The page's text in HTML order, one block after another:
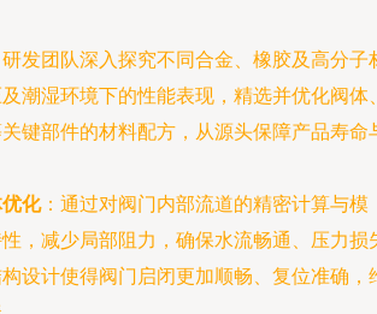
研发团队深入探究不同合金、橡胶及高分子
潮湿环境下的性能表现，精选并优化阀体
键部件的材料配方，从源头保障产品寿命
化：通过对阀门内部流道的精密计算与模
，减少局部阻力，确保水流畅通、压力损
设计使得阀门启闭更加顺畅、复位准确，